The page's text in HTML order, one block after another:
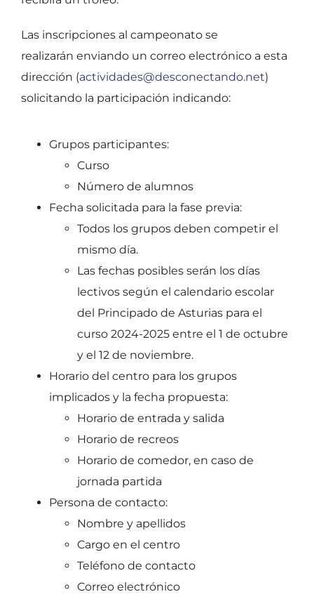
Las inscripciones al campeonato se
realizarán enviando un correo electrónico a esta
dirección (actividades@desconectando.net)
solicitando la participación indicando:
Grupos participantes:
Curso
Número de alumnos
Fecha solicitada para la fase previa:
Todos los grupos deben competir el
mismo día.
Las fechas posibles serán los días
lectivos según el calendario escolar
del Principado de Asturias para el
curso 2024-2025 entre el 1 de octubre
y el 12 de noviembre.
Horario del centro para los grupos
implicados y la fecha propuesta:
Horario de entrada y salida
Horario de recreos
Horario de comedor, en caso de
jornada partida
Persona de contacto:
Nombre y apellidos
Cargo en el centro
Teléfono de contacto
Correo electrónico